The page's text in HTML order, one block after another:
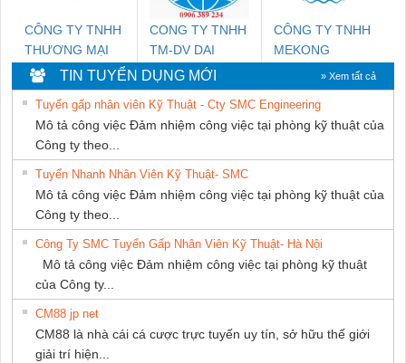
CÔNG TY TNHH
THƯƠNG MẠI
THIÊN ÂN VIỆT
NAM
CONG TY TNHH
TM-DV DAI
DONG THANH
CÔNG TY TNHH
MEKONG
SUPPLY
TIN TUYỂN DỤNG MỚI » Xem tất cả
Tuyển gấp nhân viên Kỹ Thuật - Cty SMC Engineering
Mô tả công việc Đảm nhiệm công việc tại phòng kỹ thuật của
Công ty theo...
Tuyển Nhanh Nhân Viên Kỹ Thuật- SMC
Mô tả công việc Đảm nhiệm công việc tại phòng kỹ thuật của
Công ty theo...
Công Ty SMC Tuyển Gấp Nhân Viên Kỹ Thuật- Hà Nội
Mô tả công việc Đảm nhiệm công việc tại phòng kỹ thuật
của Công ty...
CM88 jp net
CM88 là nhà cái cá cược trực tuyến uy tín, sở hữu thế giới
giải trí hiện...